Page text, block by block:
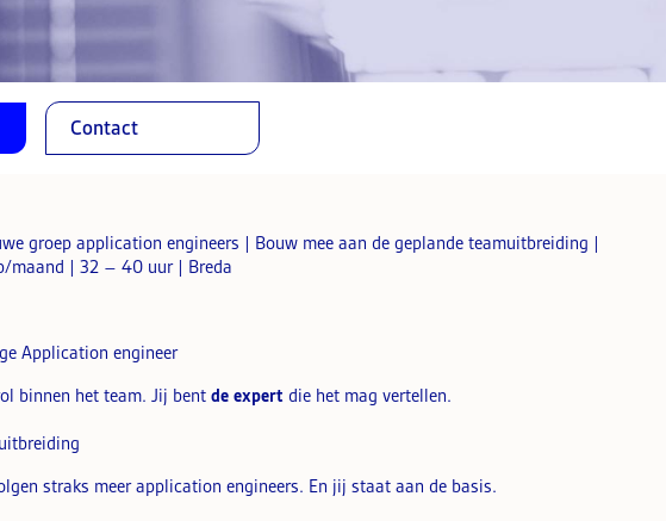
Contact
groep application engineers | Bouw mee aan de geplande teamuitbreiding |
| 32 – 40 uur | Breda
Application engineer
binnen het team. Jij bent de expert die het mag vertellen.
straks meer application engineers. En jij staat aan de basis.